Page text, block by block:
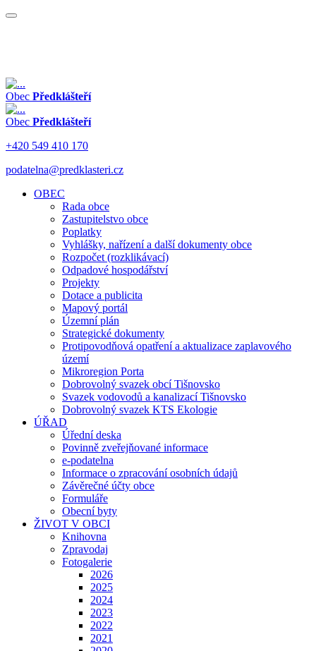
Obec Předklášteří
Obec Předklášteří
+420 549 410 170
podatelna@predklasteri.cz
OBEC
Rada obce
Zastupitelstvo obce
Poplatky
Vyhlášky, nařízení a další dokumenty obce
Rozpočet (rozklikávací)
Odpadové hospodářství
Projekty
Dotace a publicita
Mapový portál
Územní plán
Strategické dokumenty
Protipovodňová opatření a aktualizace zaplavového
území
Mikroregion Porta
Dobrovolný svazek obcí Tišnovsko
Svazek vodovodů a kanalizací Tišnovsko
Dobrovolný svazek KTS Ekologie
ÚŘAD
Úřední deska
Povinně zveřejňované informace
e-podatelna
Informace o zpracování osobních údajů
Závěrečné účty obce
Formuláře
Obecní byty
ŽIVOT V OBCI
Knihovna
Zpravodaj
Fotogalerie
2026
2025
2024
2023
2022
2021